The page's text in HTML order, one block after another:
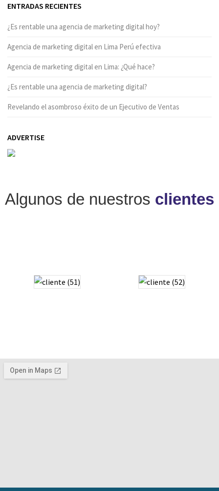
ENTRADAS RECIENTES
¿Es rentable una agencia de marketing digital hoy?
Agencia de marketing digital en Lima Perú efectiva
Agencia de marketing digital en Lima: ¿Qué hace?
¿Es rentable una agencia de marketing digital?
Revelando el asombroso éxito de un Ejecutivo de Ventas
ADVERTISE
Algunos de nuestros clientes